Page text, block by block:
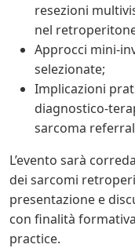
resezioni
nel
Approcci mini-
selezionate;
Implicazioni
diagnostico-
sarcoma
L’evento sarà
dei sarcomi
presentazione e
con finalità
practice.